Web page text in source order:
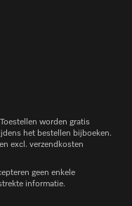
worden gratis
het bestellen bijboeken.
excl. verzendkosten
geen enkele
informatie.